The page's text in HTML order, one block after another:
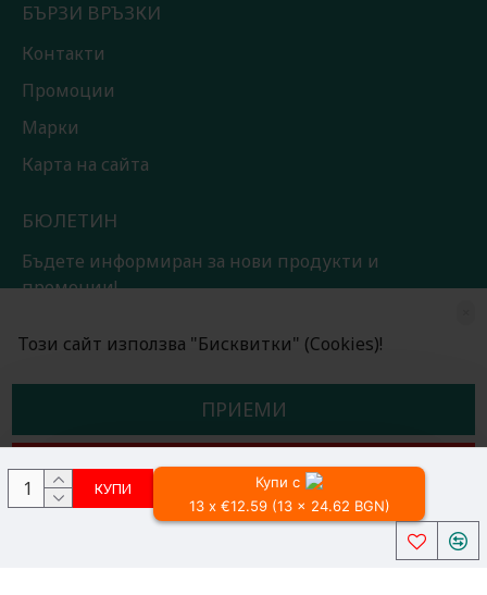
КУПИ
Купи с
13 x €12.59 (13 x 24.62 BGN)
БЪРЗИ ВРЪЗКИ
Контакти
Промоции
Марки
Карта на сайта
БЮЛЕТИН
Бъдете информиран за нови продукти и
промоции!
Прочетох и съм съгласен сОбщи условия
Всички права запазени © 2024, Радославов Мюзик Център
Този сайт използва "Бисквитки" (Cookies)!
ПРИЕМИ
ОТКАЖИ